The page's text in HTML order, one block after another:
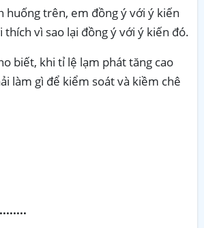
huống trên, em đồng ý với ý kiến
thích vì sao lại đồng ý với ý kiến đó.
biết, khi tỉ lệ lạm phát tăng cao
làm gì để kiểm soát và kiềm chê